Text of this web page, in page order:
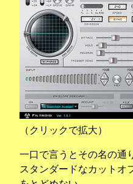
（クリックで拡大）
一口で言うとその名の通
スタンダードなカットオ